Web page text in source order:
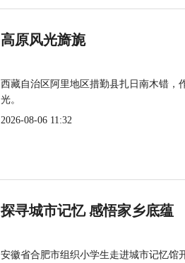
高原风光旖旎
西藏自治区阿里地区措勤县扎日南木错，
光。
2026-08-06 11:32
探寻城市记忆 感悟家乡底蕴
安徽省合肥市组织小学生走进城市记忆馆